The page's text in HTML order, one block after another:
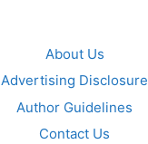
About Us
Advertising Disclosure
Author Guidelines
Contact Us